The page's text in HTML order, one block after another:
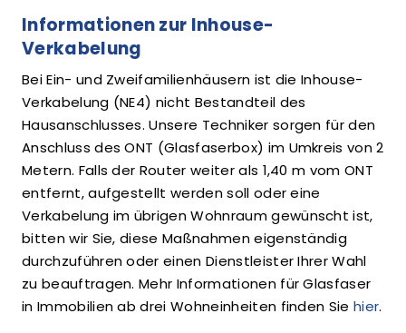
Informationen zur Inhouse-
Verkabelung
Bei Ein- und Zweifamilienhäusern ist die Inhouse-
Verkabelung (NE4) nicht Bestandteil des
Hausanschlusses. Unsere Techniker sorgen für den
Anschluss des ONT (Glasfaserbox) im Umkreis von 2
Metern. Falls der Router weiter als 1,40 m vom ONT
entfernt, aufgestellt werden soll oder eine
Verkabelung im übrigen Wohnraum gewünscht ist,
bitten wir Sie, diese Maßnahmen eigenständig
durchzuführen oder einen Dienstleister Ihrer Wahl
zu beauftragen. Mehr Informationen für Glasfaser
in Immobilien ab drei Wohneinheiten finden Siehier.